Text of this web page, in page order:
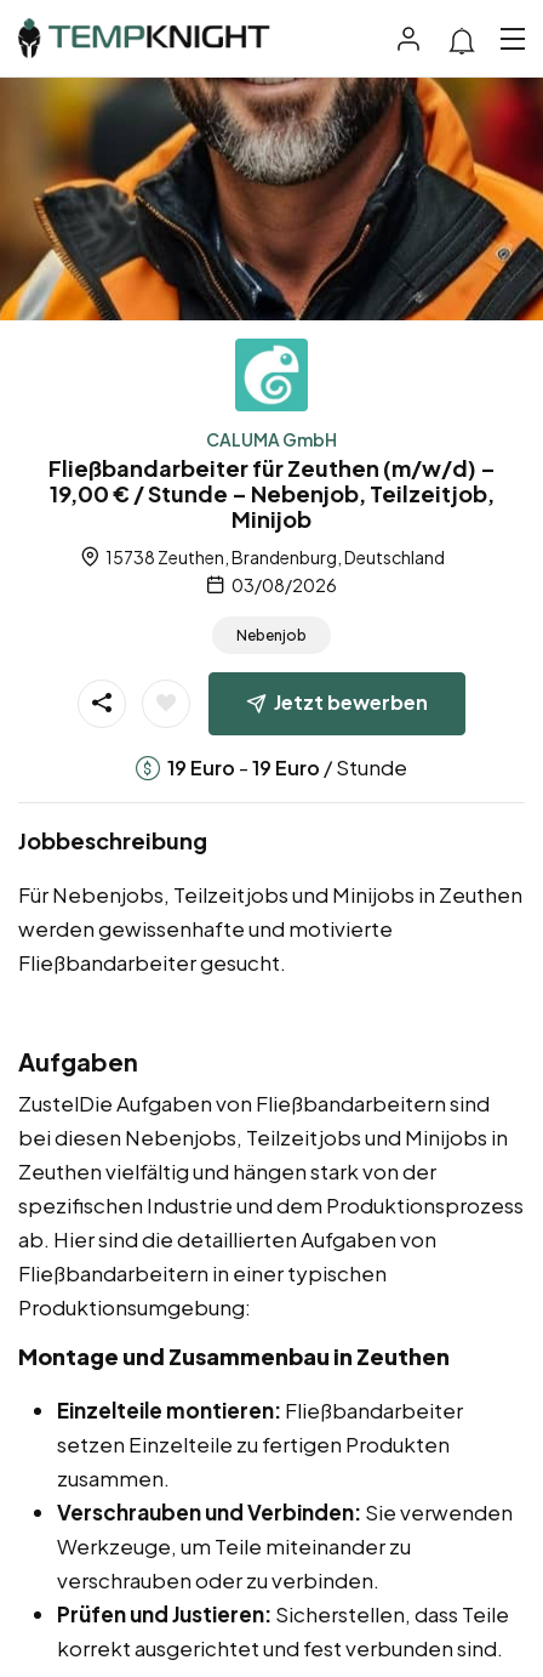
CALUMA GmbH
Fließbandarbeiter für Zeuthen (m/w/d) –
19,00 € / Stunde – Nebenjob, Teilzeitjob,
Minijob
15738 Zeuthen, Brandenburg, Deutschland
03/08/2026
Nebenjob
Jetzt bewerben
19 Euro -19 Euro / Stunde
Jobbeschreibung
Für Nebenjobs, Teilzeitjobs und Minijobs in Zeuthen
werden gewissenhafte und motivierte
Fließbandarbeiter gesucht.
Aufgaben
ZustelDie Aufgaben von Fließbandarbeitern sind
bei diesen Nebenjobs, Teilzeitjobs und Minijobs in
Zeuthen vielfältig und hängen stark von der
spezifischen Industrie und dem Produktionsprozess
ab. Hier sind die detaillierten Aufgaben von
Fließbandarbeitern in einer typischen
Produktionsumgebung:
Montage und Zusammenbau in Zeuthen
Einzelteile montieren: Fließbandarbeiter
setzen Einzelteile zu fertigen Produkten
zusammen.
Verschrauben und Verbinden: Sie verwenden
Werkzeuge, um Teile miteinander zu
verschrauben oder zu verbinden.
Prüfen und Justieren: Sicherstellen, dass Teile
korrekt ausgerichtet und fest verbunden sind.